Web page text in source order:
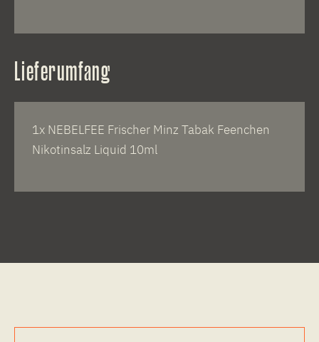
Lieferumfang
1x NEBELFEE Frischer Minz Tabak Feenchen
Nikotinsalz Liquid 10ml